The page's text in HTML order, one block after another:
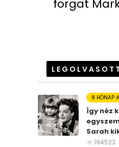
forgat
8 HÓNAP
Így néz
Sarah
194523